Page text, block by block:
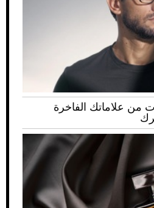
5 نظارات من علاماتك الفاخرة